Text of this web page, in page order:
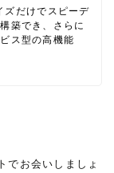
だけでスピーデ
築でき、さらに
ス型の高機能
でお会いしましょ